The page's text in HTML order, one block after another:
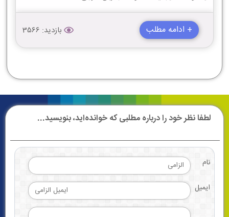
+ ادامه مطلب بازدید: 3566
لطفا نظر خود را درباره مطلبی که خوانده‌اید، بنویسید...
نام
ایمیل